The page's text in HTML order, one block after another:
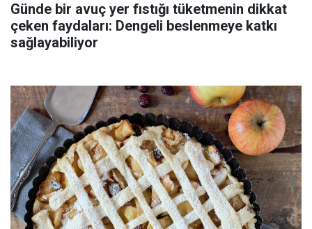
Günde bir avuç yer fıstığı tüketmenin dikkat
çeken faydaları: Dengeli beslenmeye katkı
sağlayabiliyor